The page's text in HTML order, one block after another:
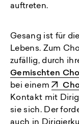
auftreten.
Gesang ist für
Lebens. Zum
zufällig, durch
Gemischten
bei einem
Kontakt mit
sie sich. Der